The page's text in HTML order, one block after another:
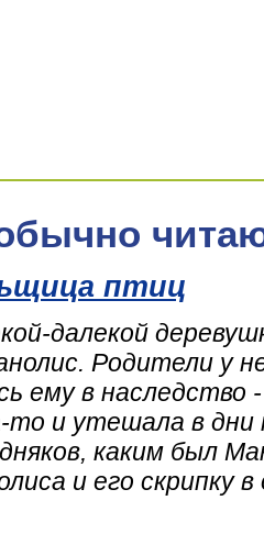
птиц
далекой
Родители у
ему в наследство
то и утешала в дни
каким был
и его скрипку в